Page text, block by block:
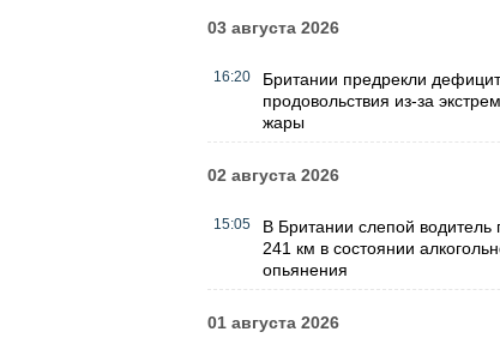
03 августа 2026
16:20
Британии предрекли дефицит
продовольствия из-за
жары
02 августа 2026
15:05
В Британии слепой водитель
241 км в состоянии
опьянения
01 августа 2026